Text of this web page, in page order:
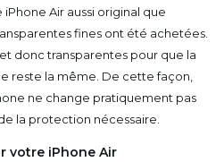
Air aussi original que
fines ont été achetées.
donc transparentes pour que la
reste la même. De cette façon,
ne change pratiquement pas
la protection nécessaire.
votre iPhone Air